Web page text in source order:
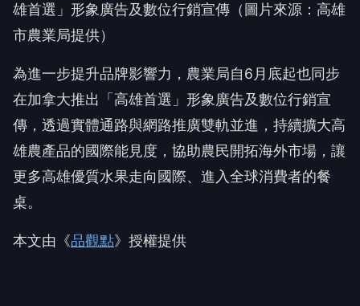
雄首選」形象廣告及數位行銷宣傳（圖片來源：高雄
市農業局提供）
為進一步提升品牌影響力，農業局自6月底起也同步
在加拿大推出「高雄首選」形象廣告及數位行銷宣
傳，透過實體通路與網路推廣雙軌並進，持續擴大高
雄農產品的國際能見度，協助農民開拓海外市場，讓
更多高雄優質水果走向國際、進入全球消費者的餐
桌。
本文由《品觀點》授權提供